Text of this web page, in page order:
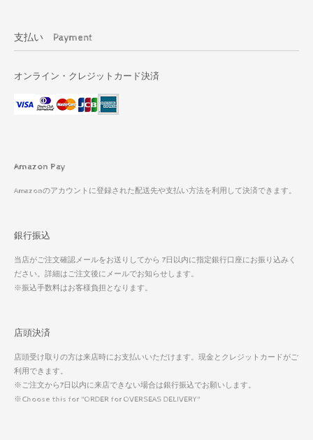
支払い Payment
オンライン・クレジットカード決済
Amazon Pay
Amazonのアカウントに登録された配送先や支払い方法を利用して決済できます。
銀行振込
当店がご注文確認メールをお送りしてから 7日以内に指定銀行口座にお振り込みく
ださい。詳細はご注文後にメールでお知らせします。
※振込手数料はお客様負担となります。
店頭決済
店頭受け取りの方は来店時にお支払いいただけます。現金とクレジットカードがご
利用できます。
※ご注文から7日以内に来店できない場合は銀行振込でお願いします。
※Choose this for "ORDER for OVERSEAS DELIVERY"